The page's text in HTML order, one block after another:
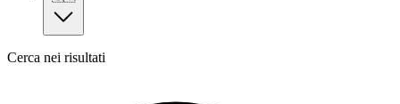
Cerca nei risultati